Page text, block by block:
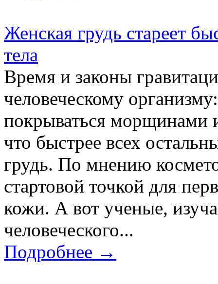
Женская грудь стареет
тела
Время и законы
человеческому
покрываться морщинами
что быстрее всех
грудь. По мнению
стартовой точкой для
кожи. А вот ученые,
человеческого...
Подробнее →